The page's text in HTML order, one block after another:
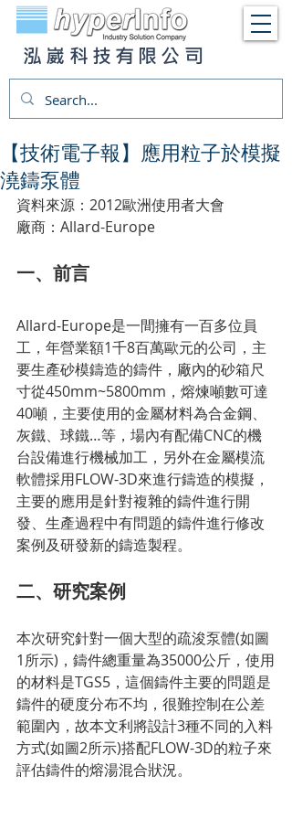
泓崴科技有限公司
【技術電子報】應用粒子於模擬
澆鑄泵體
資料來源：2012歐洲使用者大會
廠商：Allard-Europe
一、前言
Allard-Europe是一間擁有一百多位員
工，年營業額1千8百萬歐元的公司，主
要生產砂模鑄造的鑄件，廠內的砂箱尺
寸從450mm~5800mm，熔煉噸數可達
40噸，主要使用的金屬材料為合金鋼、
灰鐵、球鐵…等，場內有配備CNC的機
台設備進行機械加工，另外在金屬模流
軟體採用FLOW-3D來進行鑄造的模擬，
主要的應用是針對複雜的鑄件進行開
發、生產過程中有問題的鑄件進行修改
案例及研發新的鑄造製程。
二、研究案例
本次研究針對一個大型的疏浚泵體(如圖
1所示)，鑄件總重量為35000公斤，使用
的材料是TGS5，這個鑄件主要的問題是
鑄件的硬度分布不均，很難控制在公差
範圍內，故本文利將設計3種不同的入料
方式(如圖2所示)搭配FLOW-3D的粒子來
評估鑄件的熔湯混合狀況。